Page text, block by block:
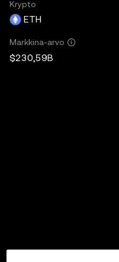
Krypto
ETH
Markkina-arvo
$230,59B